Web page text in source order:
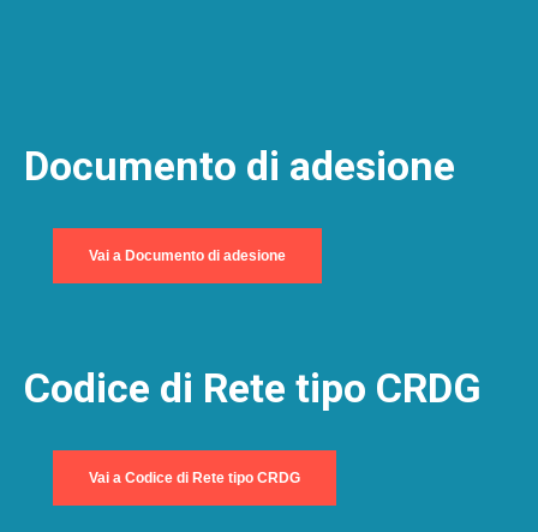
Documento di adesione
Vai a Documento di adesione
Codice di Rete tipo CRDG
Vai a Codice di Rete tipo CRDG